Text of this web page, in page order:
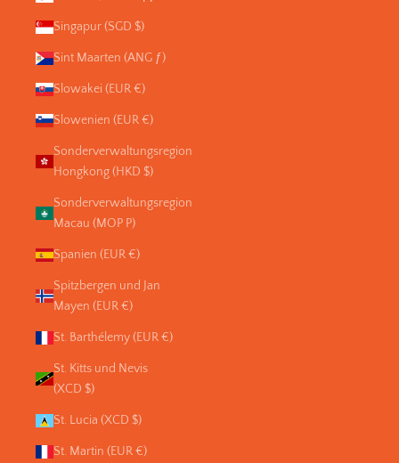
Singapur (SGD $)
Sint Maarten (ANG ƒ)
Slowakei (EUR €)
Slowenien (EUR €)
Sonderverwaltungsregion
Hongkong (HKD $)
Sonderverwaltungsregion
Macau (MOP P)
Spanien (EUR €)
Spitzbergen und Jan
Mayen (EUR €)
St. Barthélemy (EUR €)
St. Kitts und Nevis
(XCD $)
St. Lucia (XCD $)
St. Martin (EUR €)